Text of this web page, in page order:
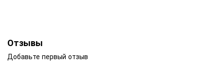
Отзывы
Добавьте первый отзыв